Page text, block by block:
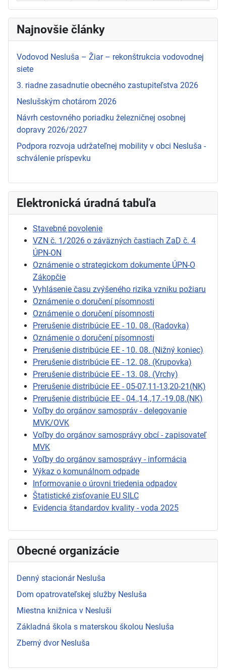
Najnovšie články
Vodovod Nesluša – Žiar – rekonštrukcia vodovodnej
siete
3. riadne zasadnutie obecného zastupiteľstva 2026
Neslušským chotárom 2026
Návrh cestovného poriadku železničnej osobnej
dopravy 2026/2027
Podpora rozvoja udržateľnej mobility v obci Nesluša -
schválenie príspevku
Elektronická úradná tabuľa
Stavebné povolenie
VZN č. 1/2026 o záväzných častiach ZaD č. 4
ÚPN-ON
Oznámenie o strategickom dokumente ÚPN-O
Zákopčie
Vyhlásenie času zvýšeného rizika vzniku požiaru
Oznámenie o doručení písomnosti
Oznámenie o doručení písomnosti
Prerušenie distribúcie EE - 10. 08. (Radovka)
Oznámenie o doručení písomnosti
Prerušenie distribúcie EE - 10. 08. (Nižný koniec)
Prerušenie distribúcie EE - 12. 08. (Krupovka)
Prerušenie distribúcie EE - 13. 08. (Vrchy)
Prerušenie distribúcie EE - 05-07,11-13,20-21(NK)
Prerušenie distribúcie EE - 04.,14.,17.-19.08.(NK)
Voľby do orgánov samospráv - delegovanie
MVK/OVK
Voľby do orgánov samosprávy obcí - zapisovateľ
MVK
Voľby do orgánov samosprávy - informácia
Výkaz o komunálnom odpade
Informovanie o úrovni triedenia odpadov
Štatistické zisťovanie EU SILC
Evidencia štandardov kvality - voda 2025
Obecné organizácie
Denný stacionár Nesluša
Dom opatrovateľskej služby Nesluša
Miestna knižnica v Nesluši
Základná škola s materskou školou Nesluša
Zberný dvor Nesluša